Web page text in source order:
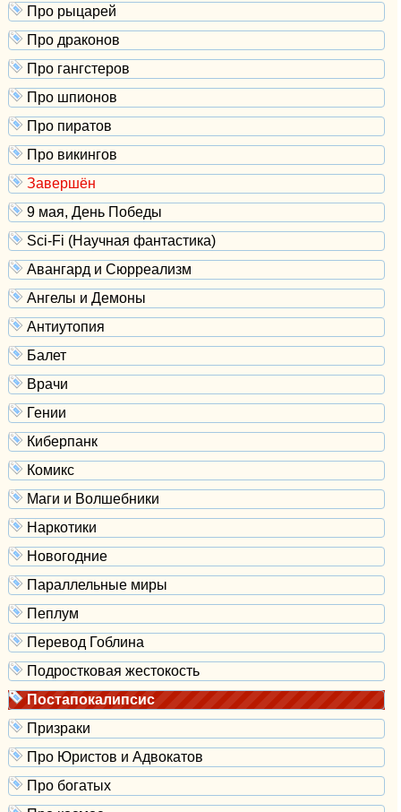
Про рыцарей
Про драконов
Про гангстеров
Про шпионов
Про пиратов
Про викингов
Завершён
9 мая, День Победы
Sci-Fi (Научная фантастика)
Авангард и Сюрреализм
Ангелы и Демоны
Антиутопия
Балет
Врачи
Гении
Киберпанк
Комикс
Маги и Волшебники
Наркотики
Новогодние
Параллельные миры
Пеплум
Перевод Гоблина
Подростковая жестокость
Постапокалипсис
Призраки
Про Юристов и Адвокатов
Про богатых